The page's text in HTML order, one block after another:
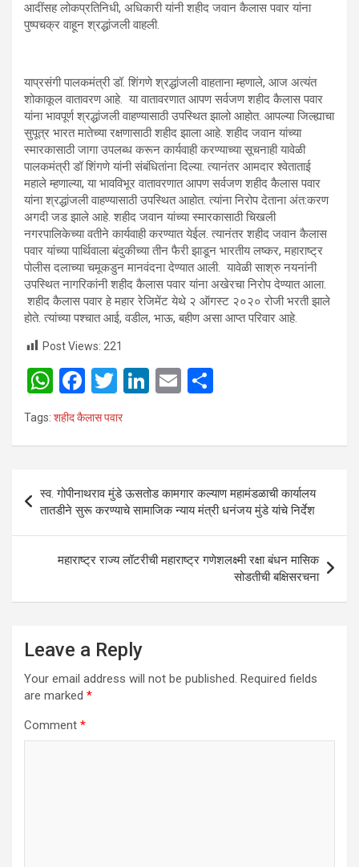
आदींसह लोकप्रतिनिधी, अधिकारी यांनी शहीद जवान कैलास पवार यांना
पुष्पचक्र वाहून श्रद्धांजली वाहली.
याप्रसंगी पालकमंत्री डॉ. शिंगणे श्रद्धांजली वाहताना म्हणाले, आज अत्यंत
शोकाकूल वातावरण आहे. या वातावरणात आपण सर्वजण शहीद कैलास पवार
यांना भावपूर्ण श्रद्धांजली वाहण्यासाठी उपस्थित झालो आहोत. आपल्या जिल्ह्याचा
सुपूत्र भारत मातेच्‍या रक्षणासाठी शहीद झाला आहे. शहीद जवान यांच्या
स्मारकासाठी जागा उपलब्ध करून कार्यवाही करण्याच्या सूचनाही यावेळी
पालकमंत्री डॉ शिंगणे यांनी संबंधितांना दिल्या. त्यानंतर आमदार श्वेताताई
महाले म्हणाल्या, या भावविभूर वातावरणात आपण सर्वजण शहीद कैलास पवार
यांना श्रद्धांजली वाहण्यासाठी उपस्थित आहोत. त्यांना निरोप देताना अंत:करण
अगदी जड झाले आहे. शहीद जवान यांच्या स्मारकासाठी चिखली
नगरपालिकेच्या वतीने कार्यवाही करण्यात येईल. त्यानंतर शहीद जवान कैलास
पवार यांच्या पार्थिवाला बंदुकीच्या तीन फैरी झाडून भारतीय लष्कर, महाराष्ट्र
पोलीस दलाच्या चमूकडुन मानवंदना देण्यात आली. यावेळी साश्रु नयनांनी
उपस्थित नागरिकांनी शहीद कैलास पवार यांना अखेरचा निरोप देण्यात आला.
शहीद कैलास पवार हे महार रेजिमेंट येथे २ ऑगस्ट २०२० रोजी भरती झाले
होते. त्यांच्या पश्चात आई, वडील, भाऊ, बहीण असा आप्त परिवार आहे.
Post Views: 221
W
h
at
A
p
p
F
a
o
o
k
T
wi
Li
n
E
Tags: शहीद कैलास पवार
navigation
स्व. गोपीनाथराव मुंडे ऊसतोड कामगार कल्याण महामंडळाची कार्यालय
तातडीने सुरू करण्याचे सामाजिक न्याय मंत्री धनंजय मुंडे यांचे निर्देश
महाराष्ट्र राज्य लॉटरीची महाराष्ट्र गणेशलक्ष्मी रक्षा बंधन मासिक
सोडतीची बक्षिसरचना
Leave a Reply
Your email address will not be published. Required fields
are marked *
Comment *